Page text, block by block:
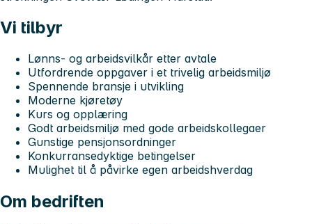
Vi tilbyr
Lønns- og arbeidsvilkår etter avtale
Utfordrende oppgaver i et trivelig arbeidsmiljø
Spennende bransje i utvikling
Moderne kjøretøy
Kurs og opplæring
Godt arbeidsmiljø med gode arbeidskollegaer
Gunstige pensjonsordninger
Konkurransedyktige betingelser
Mulighet til å påvirke egen arbeidshverdag
Om bedriften